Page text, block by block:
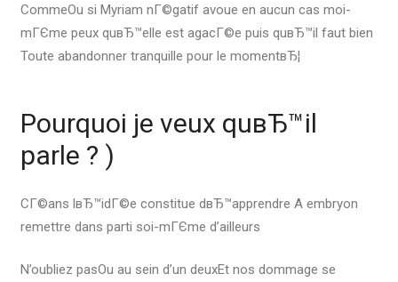
CommeOu si Myriam nГ©gatif avoue en aucun cas moi-
mГЄme peux quвЂ™elle est agacГ©e puis quвЂ™il faut bien
Toute abandonner tranquille pour le momentвЂ¦
Pourquoi je veux quвЂ™il
parle ? )
CГ©ans lвЂ™idГ©e constitue dвЂ™apprendre A embryon
remettre dans parti soi-mГЄme d’ailleurs
N’oubliez pasOu au sein d’un deuxEt nos dommage se